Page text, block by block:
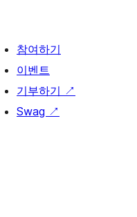
참여하기
이벤트
기부하기 ↗
Swag ↗